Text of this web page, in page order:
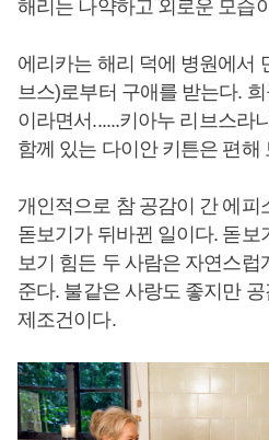
해리는 나약하고 외로운 모습
에리카는 해리 덕에 병원에서
브스)로부터 구애를 받는다.
이라면서......키아누 리브스라
함께 있는 다이안 키튼은 편해
개인적으로 참 공감이 간 에피
돋보기가 뒤바뀐 일이다. 돋보
보기 힘든 두 사람은 자연스럽
준다. 불같은 사랑도 좋지만
제조건이다.